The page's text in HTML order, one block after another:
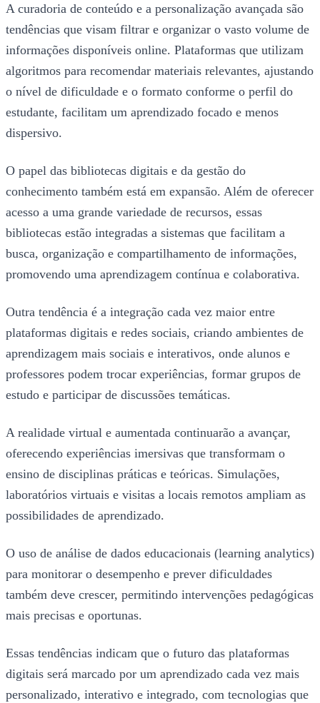
A curadoria de conteúdo e a personalização avançada são
tendências que visam filtrar e organizar o vasto volume de
informações disponíveis online. Plataformas que utilizam
algoritmos para recomendar materiais relevantes, ajustando
o nível de dificuldade e o formato conforme o perfil do
estudante, facilitam um aprendizado focado e menos
dispersivo.
O papel das bibliotecas digitais e da gestão do
conhecimento também está em expansão. Além de oferecer
acesso a uma grande variedade de recursos, essas
bibliotecas estão integradas a sistemas que facilitam a
busca, organização e compartilhamento de informações,
promovendo uma aprendizagem contínua e colaborativa.
Outra tendência é a integração cada vez maior entre
plataformas digitais e redes sociais, criando ambientes de
aprendizagem mais sociais e interativos, onde alunos e
professores podem trocar experiências, formar grupos de
estudo e participar de discussões temáticas.
A realidade virtual e aumentada continuarão a avançar,
oferecendo experiências imersivas que transformam o
ensino de disciplinas práticas e teóricas. Simulações,
laboratórios virtuais e visitas a locais remotos ampliam as
possibilidades de aprendizado.
O uso de análise de dados educacionais (learning analytics)
para monitorar o desempenho e prever dificuldades
também deve crescer, permitindo intervenções pedagógicas
mais precisas e oportunas.
Essas tendências indicam que o futuro das plataformas
digitais será marcado por um aprendizado cada vez mais
personalizado, interativo e integrado, com tecnologias que